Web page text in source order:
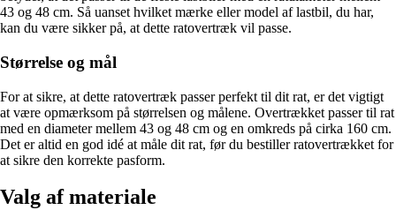
43 og 48 cm. Så uanset hvilket mærke eller model af lastbil, du har,
kan du være sikker på, at dette ratovertræk vil passe.
Størrelse og mål
For at sikre, at dette ratovertræk passer perfekt til dit rat, er det vigtigt
at være opmærksom på størrelsen og målene. Overtrækket passer til rat
med en diameter mellem 43 og 48 cm og en omkreds på cirka 160 cm.
Det er altid en god idé at måle dit rat, før du bestiller ratovertrækket for
at sikre den korrekte pasform.
Valg af materiale